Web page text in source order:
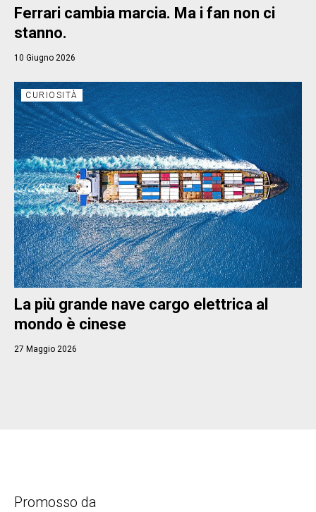
Ferrari cambia marcia. Ma i fan non ci
stanno.
10 Giugno 2026
CURIOSITÀ
La più grande nave cargo elettrica al
mondo è cinese
27 Maggio 2026
Promosso da